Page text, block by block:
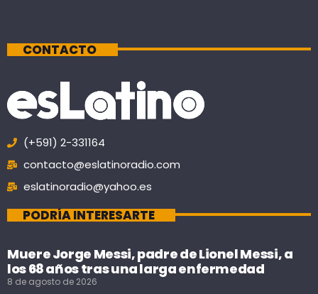
CONTACTO
(+591) 2-331164
contacto@eslatinoradio.com
eslatinoradio@yahoo.es
PODRÍA INTERESARTE
Muere Jorge Messi, padre de Lionel Messi, a
los 68 años tras una larga enfermedad
8 de agosto de 2026